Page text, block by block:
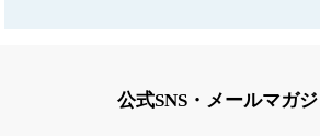
公式SNS・メールマガ